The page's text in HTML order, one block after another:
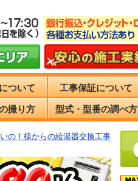
ついて 工事保証について
撮り方 型式・型番の調べ方
のＴ様からの給湯器交換工事